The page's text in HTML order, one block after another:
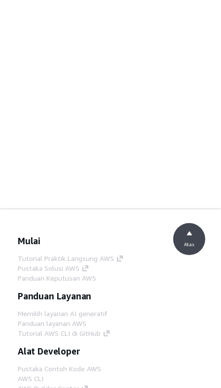
Mulai
Tutorial Praktik Langsung AWS
Pustaka Solusi AWS
Panduan Keputusan AWS
Panduan Layanan
Memilih layanan AI generatif
Panduan layanan AWS
Tutorial AWS CLI di GitHub
Alat Developer
Pustaka Contoh Kode AWS
AWS CLI
Atas